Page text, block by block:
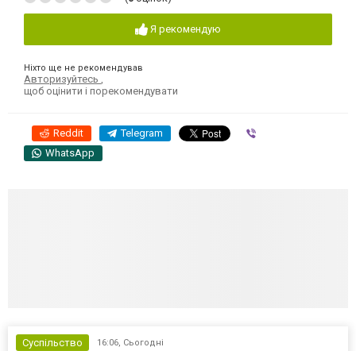
Я рекомендую
Ніхто ще не рекомендував
Авторизуйтесь ,
щоб оцінити і порекомендувати
Reddit Telegram
WhatsApp
Суспільство 16:06, Сьогодні